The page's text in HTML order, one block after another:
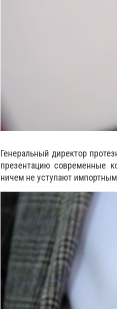
Генеральный директор
презентацию современные
ничем не уступают